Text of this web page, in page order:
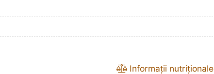
Informații nutriționale